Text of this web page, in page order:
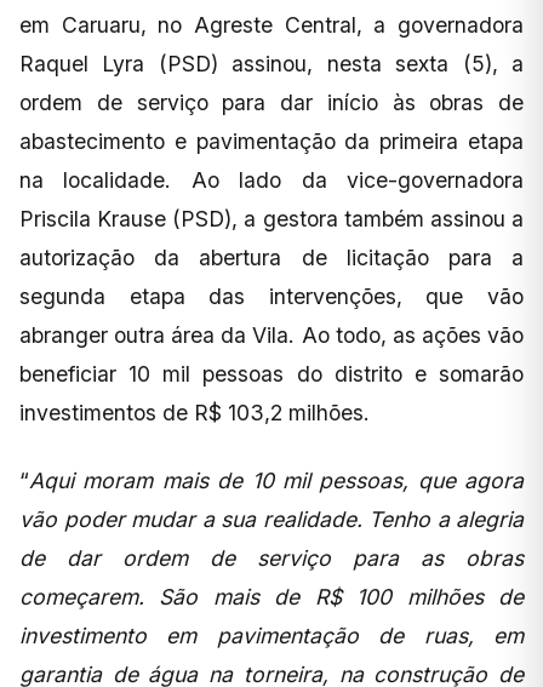
em Caruaru, no Agreste Central, a governadora
Raquel Lyra (PSD) assinou, nesta sexta (5), a
ordem de serviço para dar início às obras de
abastecimento e pavimentação da primeira etapa
na localidade. Ao lado da vice-governadora
Priscila Krause (PSD), a gestora também assinou a
autorização da abertura de licitação para a
segunda etapa das intervenções, que vão
abranger outra área da Vila. Ao todo, as ações vão
beneficiar 10 mil pessoas do distrito e somarão
investimentos de R$ 103,2 milhões.
“Aqui moram mais de 10 mil pessoas, que agora
vão poder mudar a sua realidade. Tenho a alegria
de dar ordem de serviço para as obras
começarem. São mais de R$ 100 milhões de
investimento em pavimentação de ruas, em
garantia de água na torneira, na construção de